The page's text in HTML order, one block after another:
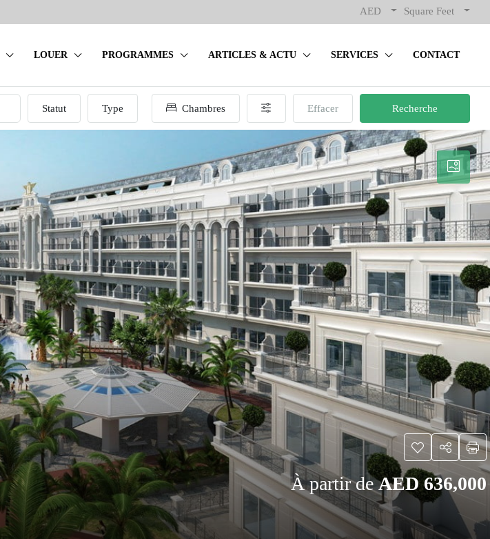
AED Square Feet
LOUER PROGRAMMES ARTICLES & ACTU SERVICES CONTACT
Statut Type Chambres Effacer Recherche
À partir deAED 636,000